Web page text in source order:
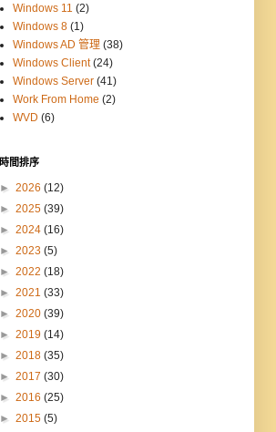
Windows 11 (2)
Windows 8 (1)
Windows AD 管理 (38)
Windows Client (24)
Windows Server (41)
Work From Home (2)
WVD (6)
時間排序
► 2026 (12)
► 2025 (39)
► 2024 (16)
► 2023 (5)
► 2022 (18)
► 2021 (33)
► 2020 (39)
► 2019 (14)
► 2018 (35)
► 2017 (30)
► 2016 (25)
► 2015 (5)